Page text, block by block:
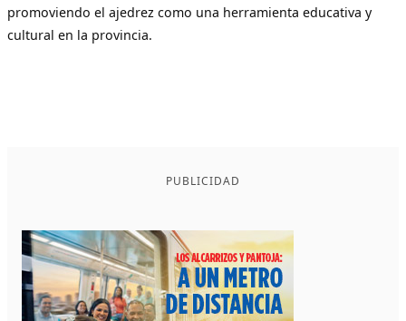
promoviendo el ajedrez como una herramienta educativa y
cultural en la provincia.
PUBLICIDAD